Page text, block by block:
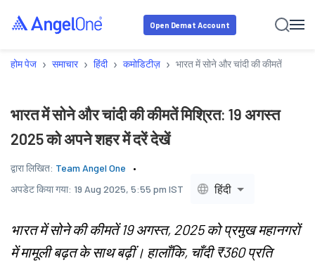
Open Demat Account
होम पेज › समाचार › हिंदी › कमोडिटीज़ › भारत में सोने और चांदी की कीमतें
भारत में सोने और चांदी की कीमतें मिश्रित: 19 अगस्त
2025 को अपने शहर में दरें देखें
द्वारा लिखित: Team Angel One
अपडेट किया गया: 19 Aug 2025, 5:55 pm IST हिंदी
भारत में सोने की कीमतें 19 अगस्त, 2025 को प्रमुख महानगरों
में मामूली बढ़त के साथ बढ़ीं। हालाँकि, चाँदी ₹360 प्रति